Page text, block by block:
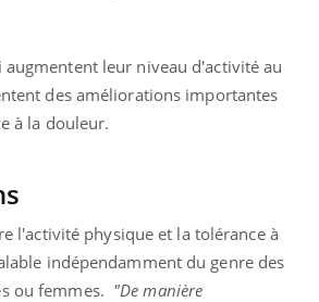
augmentent leur niveau d'activité au
des améliorations importantes
à la douleur.
l'activité physique et la tolérance à
indépendamment du genre des
ou femmes. "De manière